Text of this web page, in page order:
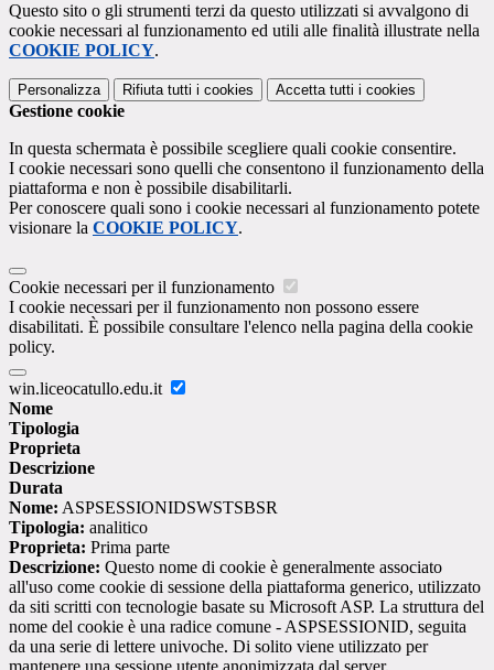
Questo sito o gli strumenti terzi da questo utilizzati si avvalgono di
cookie necessari al funzionamento ed utili alle finalità illustrate nella
COOKIE POLICY.
Personalizza Rifiuta tutti i cookies Accetta tutti i cookies
Gestione cookie
In questa schermata è possibile scegliere quali cookie consentire.
I cookie necessari sono quelli che consentono il funzionamento della
piattaforma e non è possibile disabilitarli.
Per conoscere quali sono i cookie necessari al funzionamento potete
visionare la COOKIE POLICY.
Cookie necessari per il funzionamento
I cookie necessari per il funzionamento non possono essere
disabilitati. È possibile consultare l'elenco nella pagina della cookie
policy.
win.liceocatullo.edu.it
Nome
Tipologia
Proprieta
Descrizione
Durata
Nome: ASPSESSIONIDSWSTSBSR
Tipologia: analitico
Proprieta: Prima parte
Descrizione: Questo nome di cookie è generalmente associato
all'uso come cookie di sessione della piattaforma generico, utilizzato
da siti scritti con tecnologie basate su Microsoft ASP. La struttura del
nome del cookie è una radice comune - ASPSESSIONID, seguita
da una serie di lettere univoche. Di solito viene utilizzato per